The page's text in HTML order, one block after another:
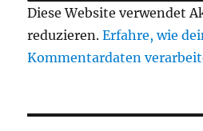
Diese Website verwendet
reduzieren.Erfahre, wie
Kommentardaten